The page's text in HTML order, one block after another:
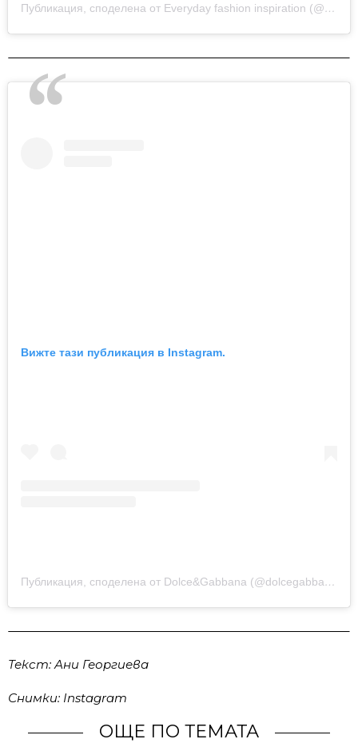
Публикация, споделена от Everyday fashion inspiration (@new.fashion.academy)
Вижте тази публикация в Instagram.
Публикация, споделена от Dolce&Gabbana (@dolcegabbana)
Текст: Ани Георгиева
Снимки: Instagram
ОЩЕ ПО ТЕМАТА